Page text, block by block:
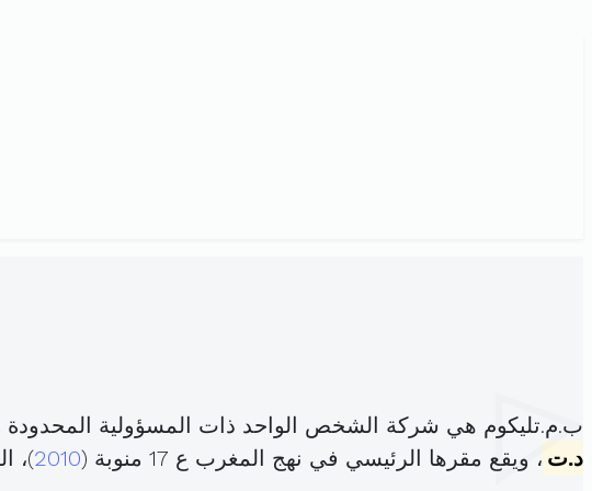
ب.م.تليكوم هي شركة الشخص الواحد ذات المسؤولية المحدودة
د.ت ، ويقع مقرها الرئيسي في نهج المغرب ع 17 منوبة ( 2010)،